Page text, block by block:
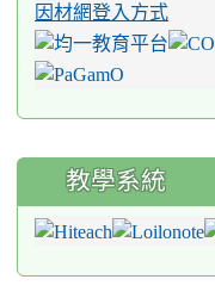
因材網登入方式
教學系統